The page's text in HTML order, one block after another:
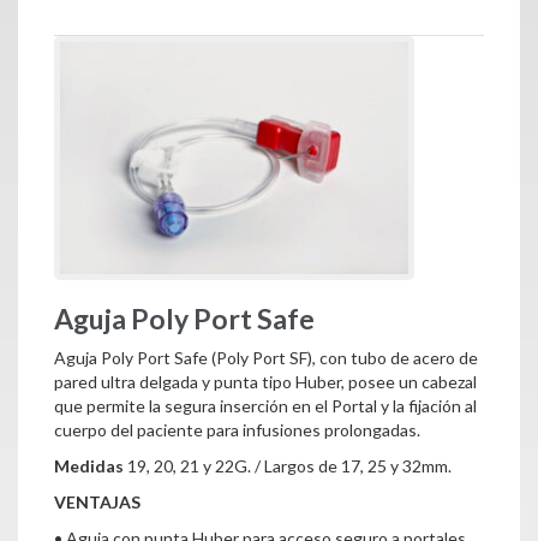
Aguja Poly Port Safe
Aguja Poly Port Safe (Poly Port SF), con tubo de acero de
pared ultra delgada y punta tipo Huber, posee un cabezal
que permite la segura inserción en el Portal y la fijación al
cuerpo del paciente para infusiones prolongadas.
Medidas 19, 20, 21 y 22G. / Largos de 17, 25 y 32mm.
VENTAJAS